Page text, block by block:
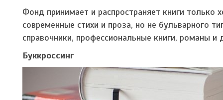
Фонд принимает и распространяет книги только
современные стихи и проза, но не бульварного
справочники, профессиональные книги, романы и
Буккроссинг